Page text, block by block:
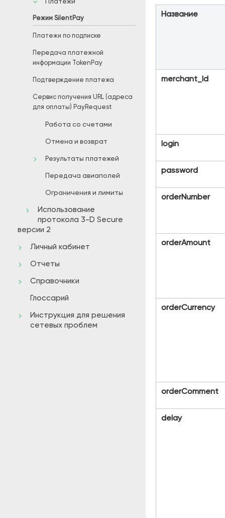
Платежи
Режим SilentPay
Платежи по подписке
Передача платежной
информации TokenPay
Подтверждение платежа
Сервис получения URL (адреса
для оплаты) PayRequest
Работа со счетами
Отмена и возврат
Результаты платежей
Передача авиаполей
Ограничения и лимиты
Использование
протокола 3-D Secure
версии 2
Личный кабинет
Отчеты
Справочники
Глоссарий
Инструкция для решения
сетевых проблем
Название
merchant_Id
login
password
orderNumber
orderAmount
orderCurrency
orderComment
delay